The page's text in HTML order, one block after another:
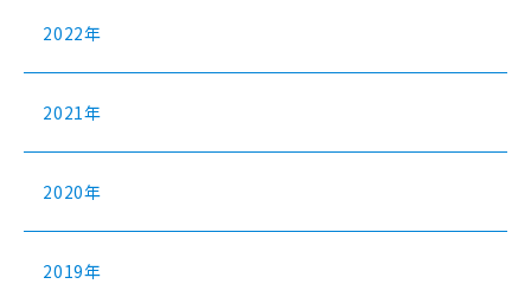
2022年
2021年
2020年
2019年